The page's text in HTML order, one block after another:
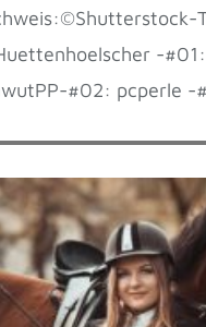
-#01:
#02: pcperle